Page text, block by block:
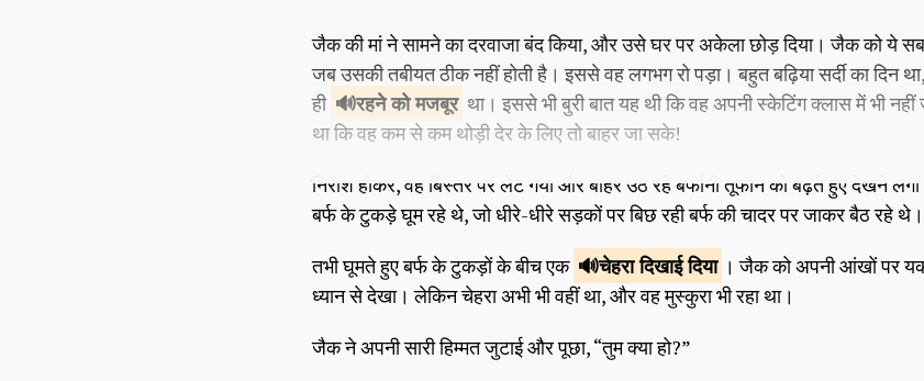
जैक की मां ने सामने का दरवाजा बंद किया, और उसे घर पर अकेला छोड़ दिया। जैक को ये
जब उसकी तबीयत ठीक नहीं होती है। इससे वह लगभग रो पड़ा। बहुत बढ़िया सर्दी का दिन
ही
रहने कोमजबूर था। इससे भी बुरी बात यह थी कि वह अपनी स्केटिंग क्लास में भी
था कि वह कम से कम थोड़ी देर के लिए तो बाहर जा सके!
निराश होकर, वह बिस्तर पर लेट गया और बाहर उठ रहे बर्फानी तूफान को बढ़ते हुए देखने
बर्फ के टुकड़े घूम रहे थे, जो धीरे-धीरे सड़कों पर बिछ रही बर्फ की चादर पर जाकर बैठ रहे थे।
तभी घूमते हुए बर्फ के टुकड़ों के बीच एक
चेहरादिखाई दिया । जैक को अपनी आंखों पर
ध्यान से देखा। लेकिन चेहरा अभी भी वहीं था, और वह मुस्कुरा भी रहा था।
जैक ने अपनी सारी हिम्मत जुटाई और पूछा, “तुम क्या हो?”